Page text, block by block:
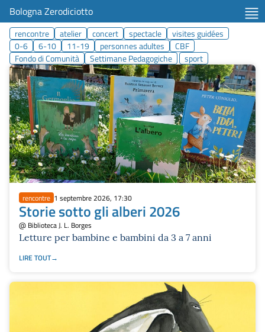
Bologna Zerodiciotto
rencontre atelier concert spectacle
visites guidées
0-6
6-10 11-19 personnes adultes
CBF
Fondo di Comunità
Settimane Pedagogiche sport
rencontre 1 septembre 2026, 17:30
Storie sotto gli alberi 2026
@ Biblioteca J. L. Borges
Letture per bambine e bambini da 3 a 7 anni
LIRE TOUT